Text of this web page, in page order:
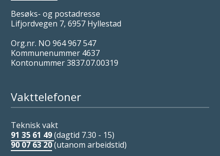
Besøks- og postadresse
Lifjordvegen 7, 6957 Hyllestad
Org.nr. NO 964 967 547
Kommunenummer 4637
Kontonummer 3837.07.00319
Vakttelefoner
Teknisk vakt
91 35 61 49(dagtid 7.30 - 15)
90 07 63 20(utanom arbeidstid)